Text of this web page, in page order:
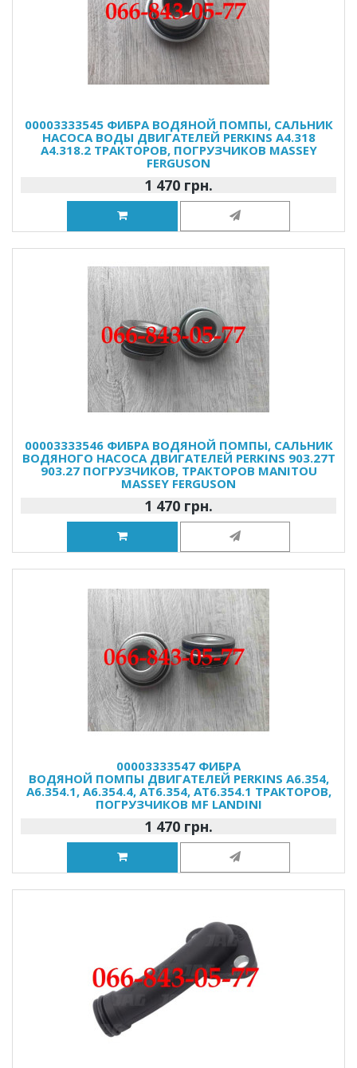
00003333545 ФИБРА ВОДЯНОЙ ПОМПЫ, САЛЬНИК
НАСОСА ВОДЫ ДВИГАТЕЛЕЙ PERKINS A4.318
A4.318.2 ТРАКТОРОВ, ПОГРУЗЧИКОВ MASSEY
FERGUSON
1 470 грн.
00003333546 ФИБРА ВОДЯНОЙ ПОМПЫ, САЛЬНИК
ВОДЯНОГО НАСОСА ДВИГАТЕЛЕЙ PERKINS 903.27T
903.27 ПОГРУЗЧИКОВ, ТРАКТОРОВ MANITOU
MASSEY FERGUSON
1 470 грн.
00003333547 ФИБРА
ВОДЯНОЙ ПОМПЫ ДВИГАТЕЛЕЙ PERKINS A6.354,
A6.354.1, A6.354.4, AT6.354, AT6.354.1 ТРАКТОРОВ,
ПОГРУЗЧИКОВ MF LANDINI
1 470 грн.